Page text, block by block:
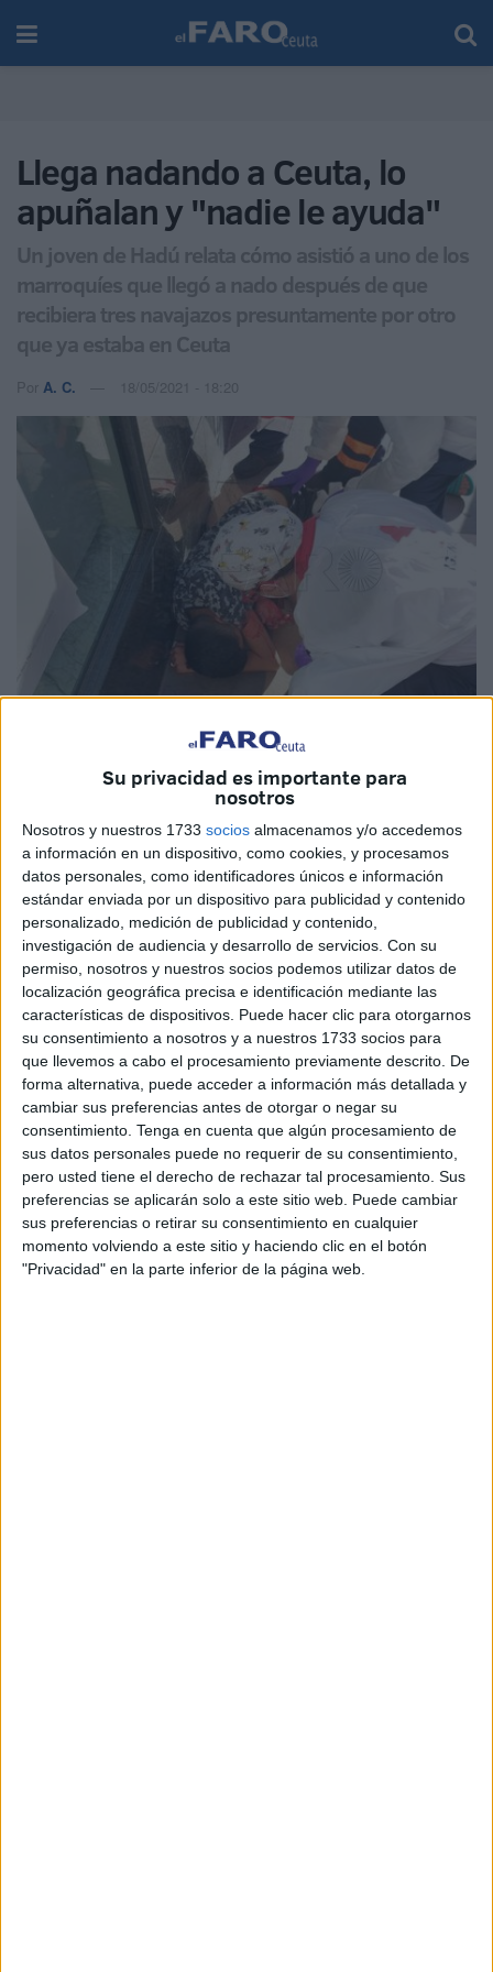
Su privacidad es importante para
nosotros
Nosotros y nuestros 1733 socios almacenamos y/o accedemos
a información en un dispositivo, como cookies, y procesamos
datos personales, como identificadores únicos e información
estándar enviada por un dispositivo para publicidad y contenido
personalizado, medición de publicidad y contenido,
investigación de audiencia y desarrollo de servicios. Con su
permiso, nosotros y nuestros socios podemos utilizar datos de
localización geográfica precisa e identificación mediante las
características de dispositivos. Puede hacer clic para otorgarnos
su consentimiento a nosotros y a nuestros 1733 socios para
que llevemos a cabo el procesamiento previamente descrito. De
forma alternativa, puede acceder a información más detallada y
cambiar sus preferencias antes de otorgar o negar su
consentimiento. Tenga en cuenta que algún procesamiento de
sus datos personales puede no requerir de su consentimiento,
pero usted tiene el derecho de rechazar tal procesamiento. Sus
preferencias se aplicarán solo a este sitio web. Puede cambiar
sus preferencias o retirar su consentimiento en cualquier
momento volviendo a este sitio y haciendo clic en el botón
"Privacidad" en la parte inferior de la página web.
Llega nadando a Ceuta, lo
apuñalan y "nadie le ayuda"
Un joven de Hadú relata cómo asistió a uno de los
marroquíes que llegó a nado después de que
recibiera tres navajazos presuntamente por otro
que ya estaba en Ceuta
Por A. C. 18/05/2021 - 18:20
"No tenía nada y el que intentó robarle le apuñaló". Así lo
cuenta Naufar el vecino de 17 años deHadúque asistió a
un joven marroquí que ayer sobre las siete de la tarde
recibió tres navajazos a la altura del Banco Santander, en
la avenida Teniente Coronel Gautier, presuntamente por
otro joven que ya estaba en Ceuta. La persona que recibió
la puñalada, de entre 16 y 17 años,fue uno de los miles
que entraron a nado . Si no fuera suficiente con eso,la
bienvenidaque se encontró en la ciudad fueron tres
navajazos que le llevaron directo al hospital.
Afortunadamente, y según cuenta este vecino de Hadú, el
joven se encuentra bien y aunque "sangraba mucho", los
navajazos no fueron de gravedad.
"Nadie la ayudó", dice con lástima Naufar. "Escuché gritos
y al acercarme, vi lo que estaba pasando. El que tenía la